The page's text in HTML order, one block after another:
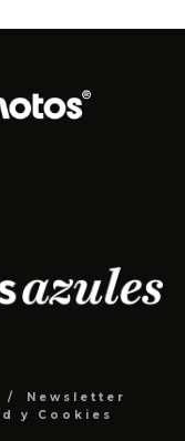
Newsletter
y Cookies